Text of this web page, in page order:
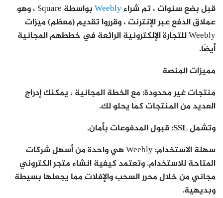
قبل بضع سنوات ، تم شراءWeebly
بواسطة Square ، وهو
عملاق الدفع عبر الإنترنت ، وقرروا تقديم (معظم) ميزات
Weebly للتجارة الإلكترونية الرائعة في خططهم المجانية
أيضًا.
مميزات المنصة
منتجات غير محدودة: مع الخطة المجانية ، يمكنك إدراج
العديد من المنتجات كما يحلو لك.
وتشمل SSL
: قبول المدفوعات بأمان.
سهلة الاستخدام
: Weebly هي واحدة من أسهل شركات
المتاحة للاستخدام. وتعتمد كيفية انشاء متجر الكتروني
مجاني من خلال محرر السحب والإفلات مما يجعلها بسيطة
وبديهية.